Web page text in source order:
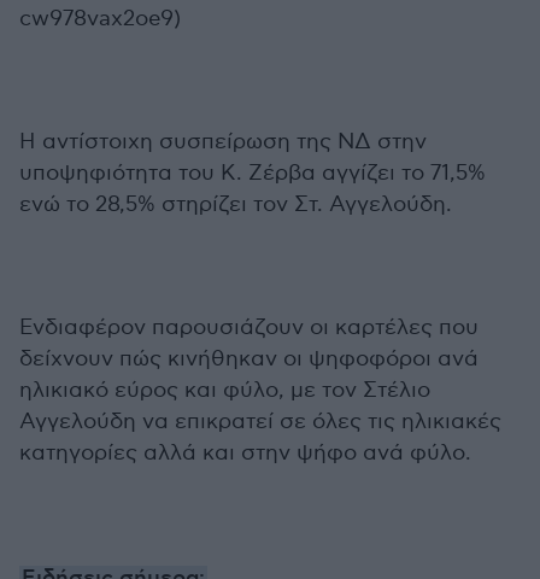
cw978vax2oe9)
Η αντίστοιχη συσπείρωση της ΝΔ στην
υποψηφιότητα του Κ. Ζέρβα αγγίζει το 71,5%
ενώ το 28,5% στηρίζει τον Στ. Αγγελούδη.
Ενδιαφέρον παρουσιάζουν οι καρτέλες που
δείχνουν πώς κινήθηκαν οι ψηφοφόροι ανά
ηλικιακό εύρος και φύλο, με τον Στέλιο
Αγγελούδη να επικρατεί σε όλες τις ηλικιακές
κατηγορίες αλλά και στην ψήφο ανά φύλο.